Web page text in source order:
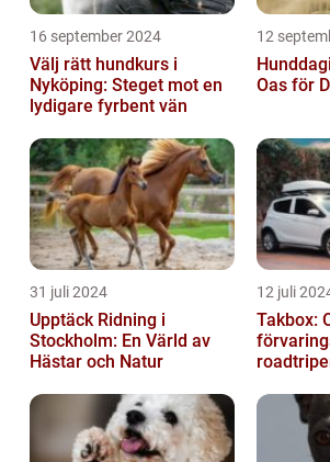
16 september 2024
Välj rätt hundkurs i
Nyköping: Steget mot en
lydigare fyrbent vän
12
Oas för
31 juli 2024
Upptäck Ridning i
Stockholm: En Värld av
Hästar och Natur
12 juli
Takbox: